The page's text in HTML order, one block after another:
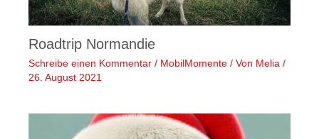
Roadtrip Normandie
Schreibe einen Kommentar / MobilMomente / Von Melia /
26. August 2021